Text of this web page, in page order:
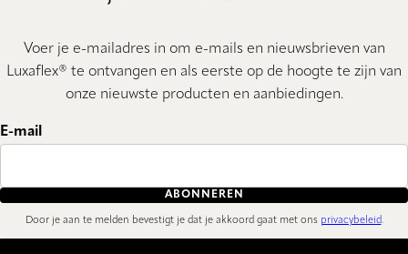
Voer je e-mailadres in om e-mails en nieuwsbrieven van
Luxaflex® te ontvangen en als eerste op de hoogte te zijn van
onze nieuwste producten en aanbiedingen.
E-mail
ABONNEREN
Door je aan te melden bevestigt je dat je akkoord gaat met ons privacybeleid.